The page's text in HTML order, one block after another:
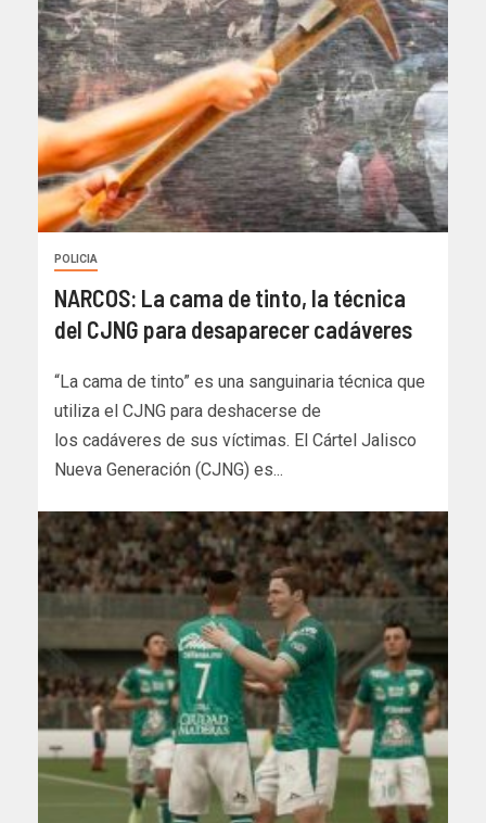
POLICIA
NARCOS: La cama de tinto, la técnica
del CJNG para desaparecer cadáveres
“La cama de tinto” es una sanguinaria técnica que
utiliza el CJNG para deshacerse de
los cadáveres de sus víctimas. El Cártel Jalisco
Nueva Generación (CJNG) es...